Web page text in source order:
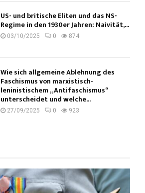
US- und britische Eliten und das NS-
Regime in den 1930er Jahren: Naivität,...
03/10/2025 0 874
Wie sich allgemeine Ablehnung des
Faschismus von marxistisch-
leninistischem „Antifaschismus“
unterscheidet und welche...
27/09/2025 0 923